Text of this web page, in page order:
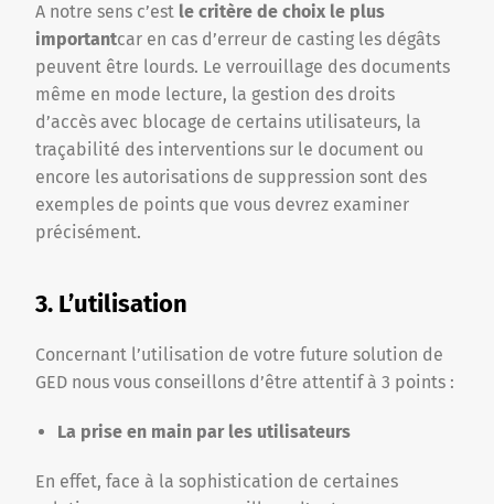
A notre sens c’est le critère de choix le plus
importantcar en cas d’erreur de casting les dégâts
peuvent être lourds. Le verrouillage des documents
même en mode lecture, la gestion des droits
d’accès avec blocage de certains utilisateurs, la
traçabilité des interventions sur le document ou
encore les autorisations de suppression sont des
exemples de points que vous devrez examiner
précisément.
3. L’utilisation
Concernant l’utilisation de votre future solution de
GED nous vous conseillons d’être attentif à 3 points :
La prise en main par les utilisateurs
En effet, face à la sophistication de certaines